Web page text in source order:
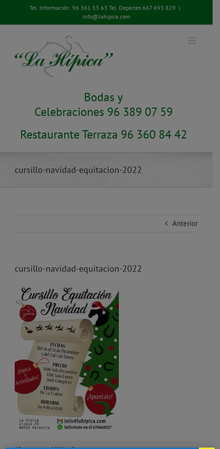
contenido
Tel. Información: 96 361 53 63 Tel. Deportes 667 693 829 |
info@lahipica.com
Bodas y
Celebraciones 96 389 07 59
Restaurante Terraza 96 360 84 42
cursillo-navidad-equitacion-2022
Anterior
cursillo-navidad-equitacion-2022